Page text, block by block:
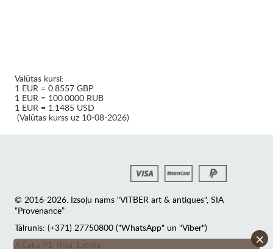
×
Valūtas kursi:
1 EUR = 0.8557 GBP
1 EUR = 100.0000 RUB
1 EUR = 1.1485 USD
(Valūtas kurss uz 10-08-2026)
© 2016-2026. Izsoļu nams "VITBER art & antiques", SIA
“Provenance”
Tālrunis: (+371) 27750800 ("WhatsApp" un "Viber")